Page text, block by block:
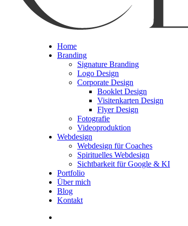
Menu
Home
Branding
Signature Branding
Logo Design
Corporate Design
Booklet Design
Visitenkarten Design
Flyer Design
Fotografie
Videoproduktion
Webdesign
Webdesign für Coaches
Spirituelles Webdesign
Sichtbarkeit für Google & KI
Portfolio
Über mich
Blog
Kontakt